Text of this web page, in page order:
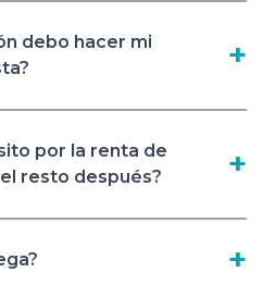
debo hacer mi
por la renta de
resto después?